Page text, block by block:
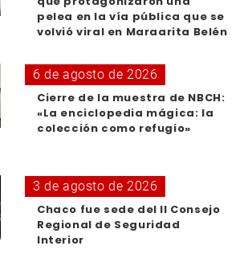
pelea en la vía pública que se
volvió viral en Margarita Belén
6 de agosto de 2026
Cierre de la muestra de NBCH:
«La enciclopedia mágica: la
colección como refugio»
3 de agosto de 2026
Chaco fue sede del II Consejo
Regional de Seguridad
Interior